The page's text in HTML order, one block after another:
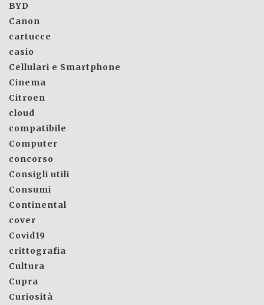
BYD
Canon
cartucce
casio
Cellulari e Smartphone
Cinema
Citroen
cloud
compatibile
Computer
concorso
Consigli utili
Consumi
Continental
cover
Covid19
crittografia
Cultura
Cupra
Curiosità